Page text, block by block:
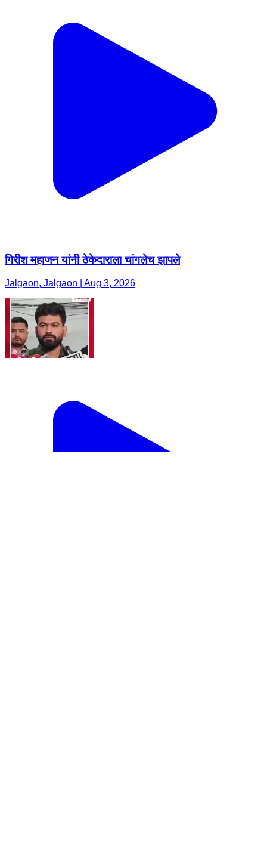
गिरीश महाजन यांनी ठेकेदाराला चांगलेच झापले
Jalgaon, Jalgaon | Aug 3, 2026